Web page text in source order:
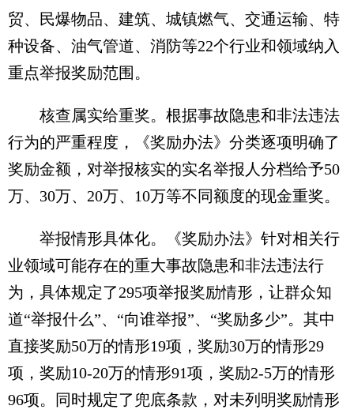
贸、民爆物品、建筑、城镇燃气、交通运输、特
种设备、油气管道、消防等22个行业和领域纳入
重点举报奖励范围。
核查属实给重奖。根据事故隐患和非法违法
行为的严重程度，《奖励办法》分类逐项明确了
奖励金额，对举报核实的实名举报人分档给予50
万、30万、20万、10万等不同额度的现金重奖。
举报情形具体化。《奖励办法》针对相关行
业领域可能存在的重大事故隐患和非法违法行
为，具体规定了295项举报奖励情形，让群众知
道“举报什么”、“向谁举报”、“奖励多少”。其中
直接奖励50万的情形19项，奖励30万的情形29
项，奖励10-20万的情形91项，奖励2-5万的情形
96项。同时规定了兜底条款，对未列明奖励情形